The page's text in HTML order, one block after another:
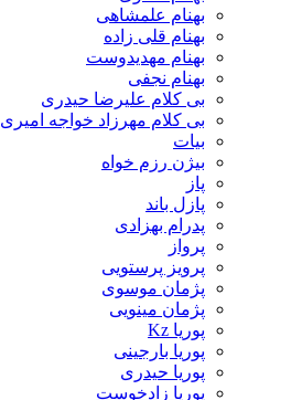
بهنام علمشاهی
بهنام قلی زاده
بهنام مهدیدوست
بهنام نجفی
بی کلام علیرضا حیدری
بی کلام مهرزاد خواجه امیری
بیات
بیژن رزم خواه
پاز
پازل باند
پدرام بهزادی
پرواز
پرویز پرستویی
پژمان موسوی
پژمان مینویی
پوریا Kz
پوریا بارجینی
پوریا حیدری
پوریا زادخوست